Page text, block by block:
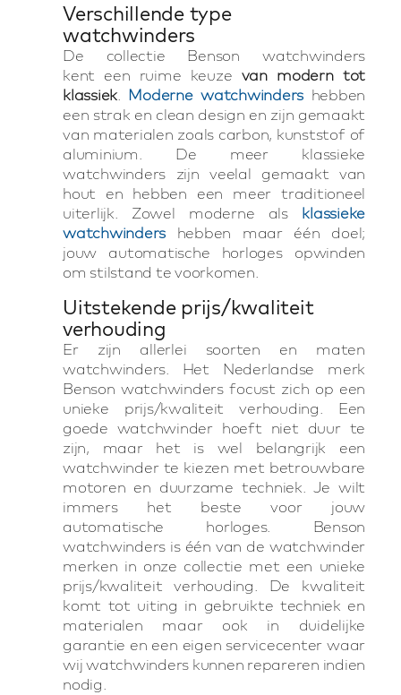
Verschillende type
watchwinders
De collectie Benson watchwinders
kent een ruime keuze van modern tot
klassiek
Moderne watchwinders hebben
een strak en clean design en zijn gemaakt
van materialen zoals carbon, kunststof of
aluminium. De meer klassieke
watchwinders zijn veelal gemaakt van
hout en hebben een meer traditioneel
uiterlijk. Zowel moderne als klassieke
watchwinders hebben maar één doel;
jouw automatische horloges opwinden
om stilstand te voorkomen.
Uitstekende prijs/kwaliteit
verhouding
Er zijn allerlei soorten en maten
watchwinders. Het Nederlandse merk
Benson watchwinders focust zich op een
unieke prijs/kwaliteit verhouding. Een
goede watchwinder hoeft niet duur te
zijn, maar het is wel belangrijk een
watchwinder te kiezen met betrouwbare
motoren en duurzame techniek. Je wilt
immers het beste voor jouw
automatische horloges. Benson
watchwinders is één van de watchwinder
merken in onze collectie met een unieke
prijs/kwaliteit verhouding. De kwaliteit
komt tot uiting in gebruikte techniek en
materialen maar ook in duidelijke
garantie en een eigen servicecenter waar
wij watchwinders kunnen repareren indien
nodig.